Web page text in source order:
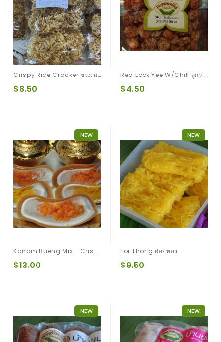
Crispy Rice Cracker ขนมนางเล็ด
$8.50
Red Look Yee W/Chili ลูกหยีแดงคลุกน้ำตาล
$4.50
NEW
Kanom Bueng Mix - Crispy Crepe ขนมเบื้องผสม
$13.00
NEW
Foi Thong ฝอยทอง
$9.50
NEW NEW